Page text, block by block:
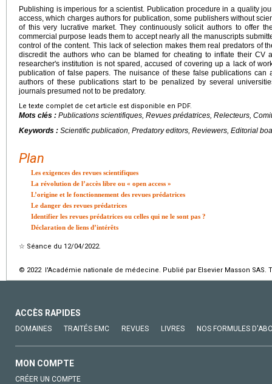
Publishing is imperious for a scientist. Publication procedure in a quality
access, which charges authors for publication, some publishers without
of this very lucrative market. They continuously solicit authors to offer
commercial purpose leads them to accept nearly all the manuscripts
control of the content. This lack of selection makes them real predators of
discredit the authors who can be blamed for cheating to inflate their CV
researcher's institution is not spared, accused of covering up a lack of
publication of false papers. The nuisance of these false publications can
authors of these publications start to be penalized by several
journals presumed not to be predatory.
Le texte complet de cet article est disponible en PDF.
Mots clés : Publications scientifiques, Revues prédatrices, Relecteurs,
Keywords : Scientific publication, Predatory editors, Reviewers, Editorial
Plan
Les exigences des revues scientifiques
La révolution de l’accès libre ou « open access »
L’origine et le fonctionnement des revues prédatrices
Le danger des revues prédatrices
Identifier les revues prédatrices ou celles qui ne le sont pas ?
Déclaration de liens d’intérêts
☆ Séance du 12/04/2022.
© 2022 l'Académie nationale de médecine. Publié par Elsevier Masson SAS.
ACCÈS RAPIDES
DOMAINES TRAITÉS EMC REVUES LIVRES NOS FORMULES
MON COMPTE
CRÉER UN COMPTE